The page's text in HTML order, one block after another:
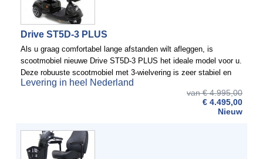
Drive ST5D-3 PLUS
Als u graag comfortabel lange afstanden wilt afleggen, is
scootmobiel nieuwe Drive ST5D-3 PLUS het ideale model voor u.
Deze robuuste scootmobiel met 3-wielvering is zeer stabiel en
mede door de grote profielbanden, ook nog eens geschikt ...
Levering in heel Nederland
van € 4.995,00
€ 4.495,00
Nieuw